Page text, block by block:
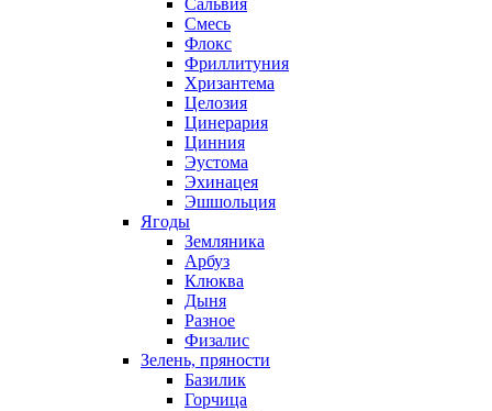
Сальвия
Смесь
Флокс
Фриллитуния
Хризантема
Целозия
Цинерария
Цинния
Эустома
Эхинацея
Эшшольция
Ягоды
Земляника
Арбуз
Клюква
Дыня
Разное
Физалис
Зелень, пряности
Базилик
Горчица